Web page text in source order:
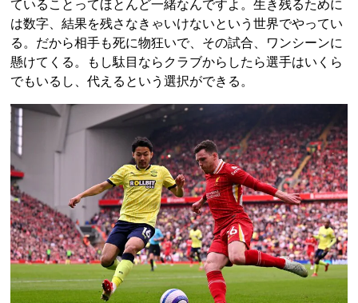
ていることってほとんど一緒なんですよ。生き残るために
は数字、結果を残さなきゃいけないという世界でやってい
る。だから相手も死に物狂いで、その試合、ワンシーンに
懸けてくる。もし駄目ならクラブからしたら選手はいくら
でもいるし、代えるという選択ができる。